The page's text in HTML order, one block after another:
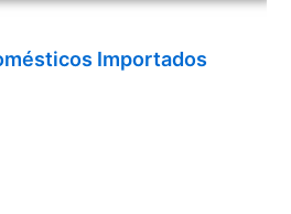
Importados